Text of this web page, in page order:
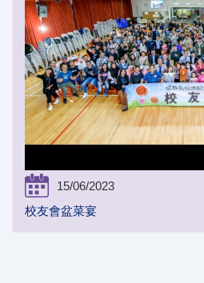
15/06/2023
校友會盆菜宴